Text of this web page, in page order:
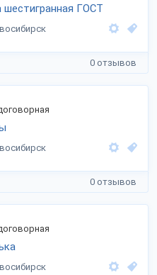
шестигранная ГОСТ
0 отзывов
0 отзывов